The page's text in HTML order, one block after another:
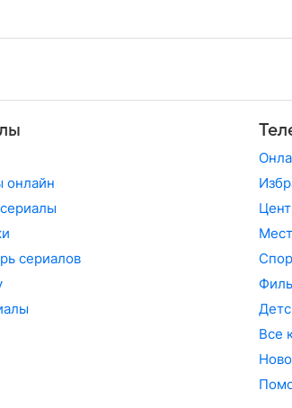
онлайн
сериалов
Все